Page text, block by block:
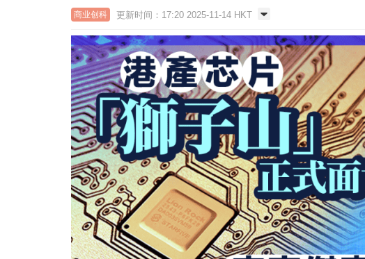
商业创科 更新时间：17:20 2025-11-14 HKT